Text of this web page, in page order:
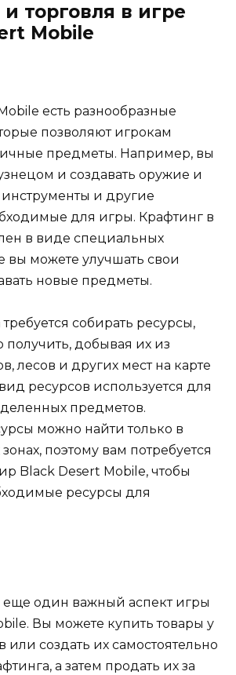
торговля в игре
Mobile
есть разнообразные
позволяют игрокам
предметы. Например, вы
и создавать оружие и
и другие
для игры. Крафтинг в
в виде специальных
вы можете улучшать свои
новые предметы.
собирать ресурсы,
добывая их из
лесов и других мест на карте
ресурсов используется для
предметов.
можно найти только в
поэтому вам потребуется
Black Desert Mobile, чтобы
ресурсы для
еще один важный аспект игры
Вы можете купить товары у
или создать их самостоятельно
а затем продать их за